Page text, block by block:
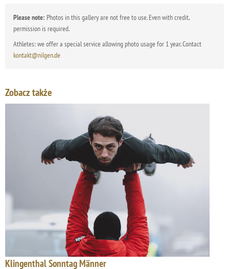
Please note: Photos in this gallery are not free to use. Even with credit,
permission is required.
Athletes: we offer a special service allowing photo usage for 1 year. Contact
kontakt@nilgen.de
Zobacz także
Klingenthal Sonntag Männer